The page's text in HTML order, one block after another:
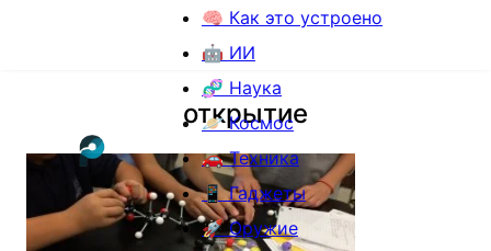
🧠 Как это устроено
🤖 ИИ
🧬 Наука
🪐 Космос
🚗 Техника
📱 Гаджеты
🚀 Оружие
открытие